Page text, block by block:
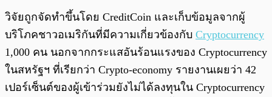
วิจัยถูกจัดทำขึ้นโดย CreditCoin และเก็บข้อมูลจากผู้
บริโภคชาวอเมริกันที่มีความเกี่ยวข้องกับ Cryptocurrency
1,000 คน นอกจากกระแสอันร้อนแรงของ Cryptocurrency
ในสหรัฐฯ ที่เรียกว่า Crypto-economy รายงานเผยว่า 42
เปอร์เซ็นต์ของผู้เข้าร่วมยังไม่ได้ลงทุนใน Cryptocurrency